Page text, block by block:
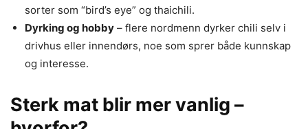
sorter som “bird’s eye” og thaichili.
Dyrking og hobby – flere nordmenn dyrker chili selv i
drivhus eller innendørs, noe som sprer både kunnskap
og interesse.
Sterk mat blir mer vanlig –